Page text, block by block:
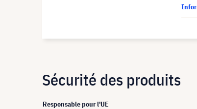
Sécurité des produits
Responsable pour l'UE